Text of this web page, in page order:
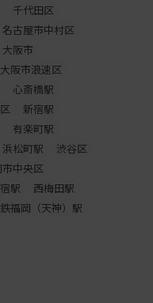
千代田区
名古屋市中村区
大阪市
大阪市浪速区
心斎橋駅
新宿駅
有楽町駅
浜松町駅
渋谷区
中央区
駅
西梅田駅
福岡（天神）駅